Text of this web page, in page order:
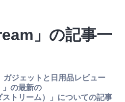
」の記事一
ガジェットと日用品レビュー
」の最新の
ストリーム）」についての記事